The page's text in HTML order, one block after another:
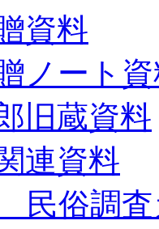
資料
ノート
旧蔵資料
連資料
民俗調査